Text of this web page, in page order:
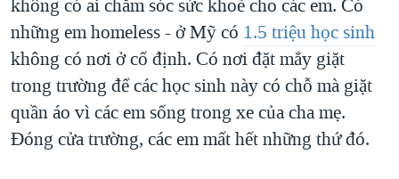
không có ai chăm sóc sức khoẻ cho các em. Có
những em homeless - ở Mỹ có 1.5 triệu học sinh
không có nơi ở cố định. Có nơi đặt mắy giặt
trong trường để các học sinh này có chỗ mà giặt
quần áo vì các em sống trong xe của cha mẹ.
Đóng cửa trường, các em mất hết những thứ đó.